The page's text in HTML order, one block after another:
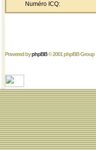
Numéro ICQ:
Powered byphpBB© 2001 phpBB Group